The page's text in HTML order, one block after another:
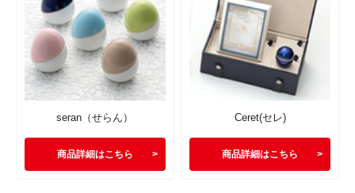
seran（せらん）
商品詳細はこちら
Ceret(セレ)
商品詳細はこちら